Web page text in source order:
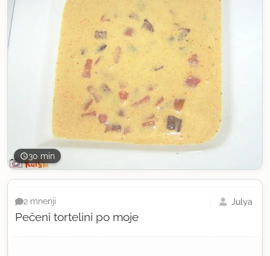
30 min
Pečeni tortelini po moje
2 mnenji Julya